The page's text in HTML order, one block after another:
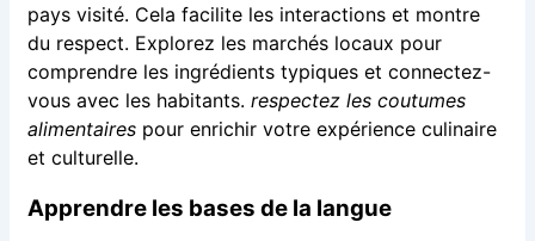
pays visité. Cela facilite les interactions et montre
du respect. Explorez les marchés locaux pour
comprendre les ingrédients typiques et connectez-
vous avec les habitants. respectez les coutumes
alimentairespour enrichir votre expérience culinaire
et culturelle.
Apprendre les bases de la langue